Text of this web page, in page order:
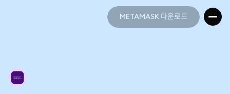
METAMASK 다운로드